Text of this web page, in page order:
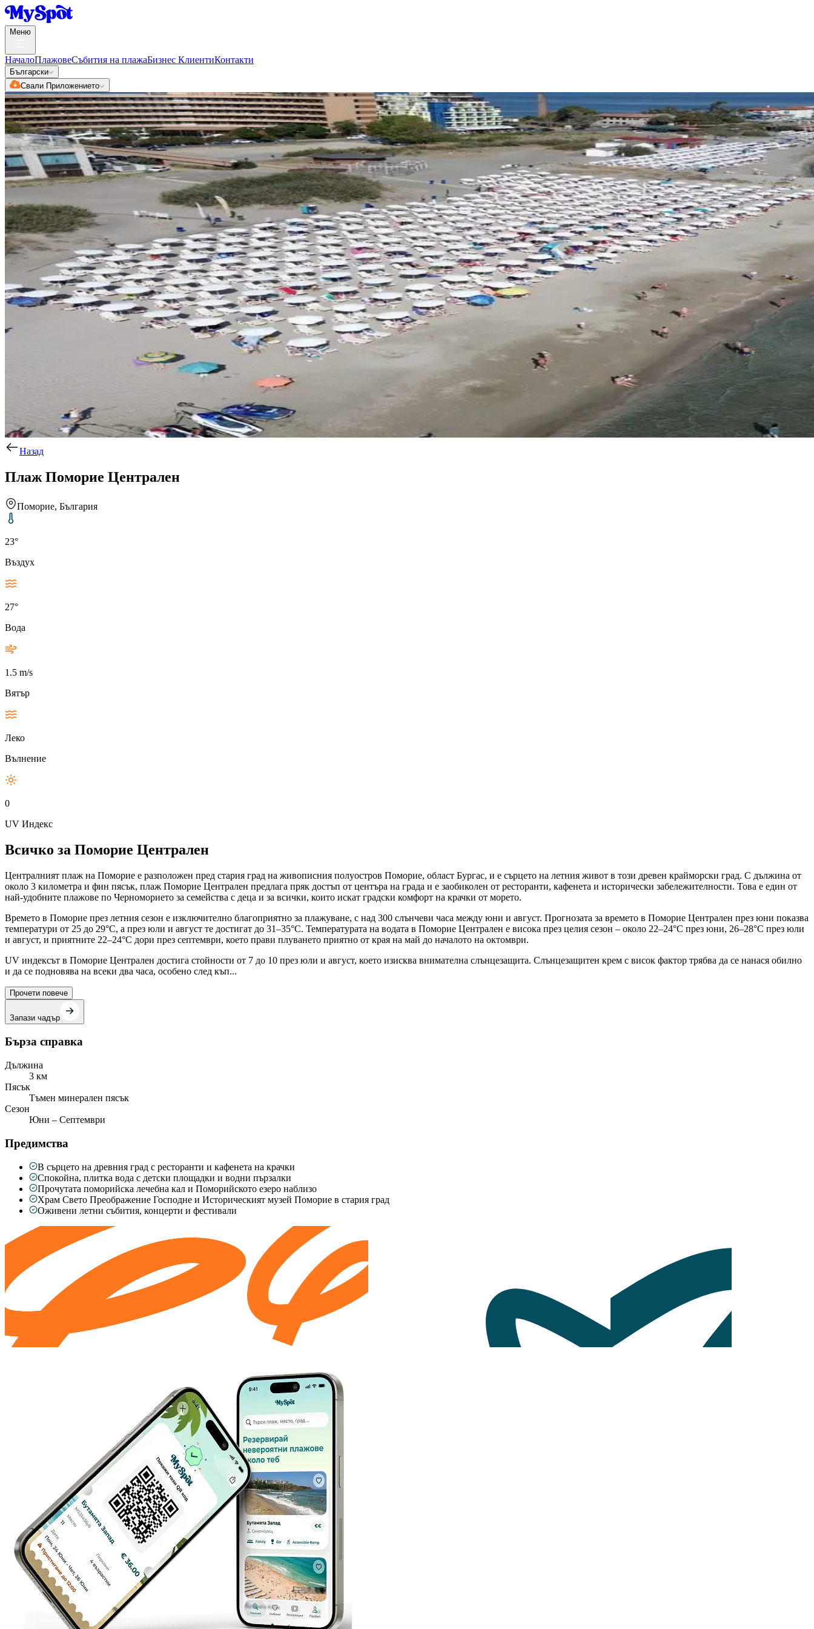
Меню
НачалоПлажовеСъбития на плажаБизнес КлиентиКонтакти
Български
Свали Приложението
Назад
Плаж Поморие Централен
Поморие, България
23°
Въздух
27°
Вода
1.5 m/s
Вятър
Леко
Вълнение
0
UV Индекс
Всичко за Поморие Централен
Централният плаж на Поморие е разположен пред стария град на живописния полуостров Поморие, област Бургас, и е сърцето на летния живот в този древен крайморски град. С дължина от
около 3 километра и фин пясък, плаж Поморие Централен предлага пряк достъп от центъра на града и е заобиколен от ресторанти, кафенета и исторически забележителности. Това е един от
най-удобните плажове по Черноморието за семейства с деца и за всички, които искат градски комфорт на крачки от морето.
Времето в Поморие през летния сезон е изключително благоприятно за плажуване, с над 300 слънчеви часа между юни и август. Прогнозата за времето в Поморие Централен през юни показва
температури от 25 до 29°C, а през юли и август те достигат до 31–35°C. Температурата на водата в Поморие Централен е висока през целия сезон – около 22–24°C през юни, 26–28°C през юли
и август, и приятните 22–24°C дори през септември, което прави плуването приятно от края на май до началото на октомври.
UV индексът в Поморие Централен достига стойности от 7 до 10 през юли и август, което изисква внимателна слънцезащита. Слънцезащитен крем с висок фактор трябва да се нанася обилно
и да се подновява на всеки два часа, особено след къп...
Прочети повече
Запази чадър
Бърза справка
Дължина
3 км
Пясък
Тъмен минерален пясък
Сезон
Юни – Септември
Предимства
В сърцето на древния град с ресторанти и кафенета на крачки
Спокойна, плитка вода с детски площадки и водни пързалки
Прочутата поморийска лечебна кал и Поморийското езеро наблизо
Храм Свето Преображение Господне и Историческият музей Поморие в стария град
Оживени летни събития, концерти и фестивали